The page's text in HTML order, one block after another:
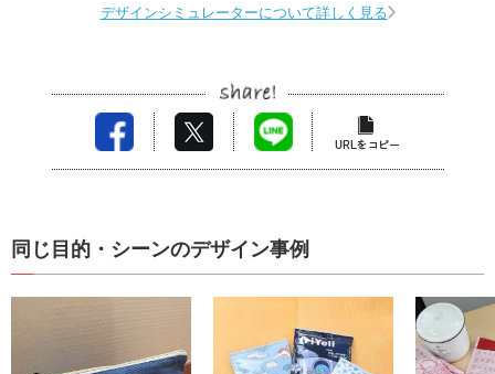
デザインシミュレーターについて詳しく見る
同じ目的・シーンのデザイン事例